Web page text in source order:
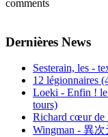
comments
Dernières News
Sesterain, les -
12 légionnaires
Loeki - Enfin !
tours)
Richard cœur de
Wingman - 異